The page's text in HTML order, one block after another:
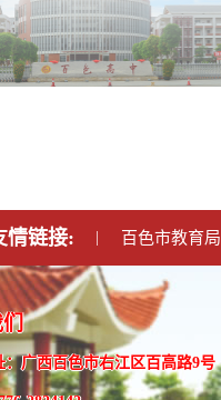
情链接: 百色市教育局
：广西百色市右江区百高路9号